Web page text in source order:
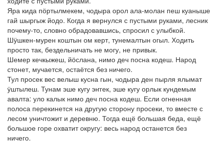
Яра кида пӧртылмекем, чодыра орол ала-молан пеш куаныше
гай шыргыж йодо. Когда я вернулся с пустыми руками, лесник
почему-то, словно обрадовавшись, спросил с улыбкой.
Шӱшкен-мурен коштын ом керт, тунемалтын огыл. Ходить
просто так, бездельничать не могу, не привык.
Шемер кечкыжеш, йӧслана, нимо деч посна кодеш. Народ
стонет, мучается, остаётся без ничего.
Тул просек вес велыш кусна гын, чодыра ден пырля ялымат
ӱштылеш. Тунам эше кугу эҥгек, эше кугу орлык кундемым
авалта: уло калык нимо деч посна кодеш. Если огненная
полоса перекинется на другую сторону просеки, то вместе с
лесом уничтожит и деревню. Тогда ещё большая беда, ещё
большое горе охватит округу: весь народ останется без
ничего.